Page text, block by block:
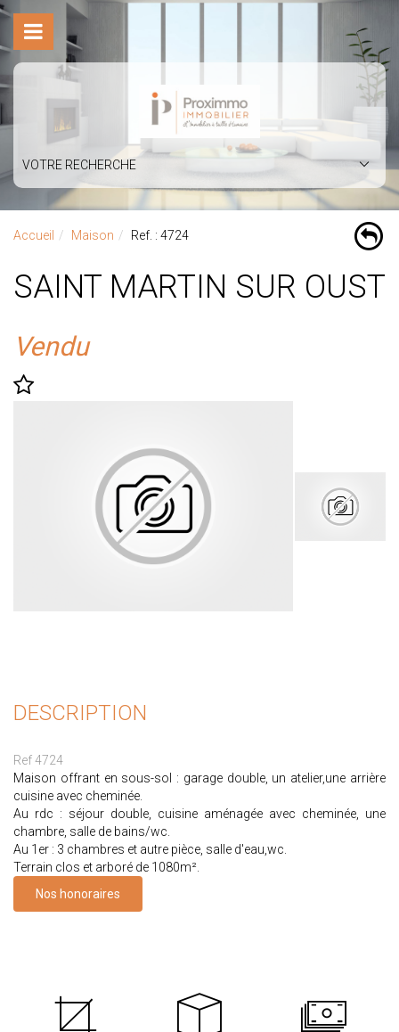
VOTRE RECHERCHE
Accueil Maison Ref. : 4724
SAINT MARTIN SUR OUST
Vendu
DESCRIPTION
Ref 4724
Maison offrant en sous-sol : garage double, un atelier,une arrière
cuisine avec cheminée.
Au rdc : séjour double, cuisine aménagée avec cheminée, une
chambre, salle de bains/wc.
Au 1er : 3 chambres et autre pièce, salle d'eau,wc.
Terrain clos et arboré de 1080m².
Nos honoraires